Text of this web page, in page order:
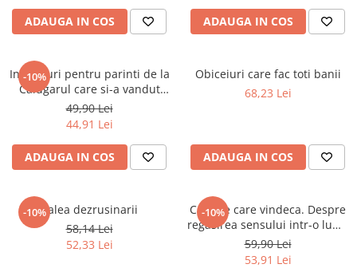
Sport
Terapii Alternative
AudioBook
Beletristica
Biografii, Memorii, Jurnale
Carti erotice
Adult
Crime, Thriller, Mistery
Literatura Romana
ADAUGA IN COS ADAUGA IN COS
-10%
Invataturi pentru parinti de la
Calugarul care si-a vandut
Ferrari-ul
49,90 Lei
44,91 Lei
ADAUGA IN COS
Obiceiuri care fac toti banii
68,23 Lei
ADAUGA IN COS
-10%Calea dezrusinarii
58,14 Lei
52,33 Lei
-10%
Cuvinte care vindeca. Despre
regasirea sensului intr-o lume
haotica
59,90 Lei
53,91 Lei